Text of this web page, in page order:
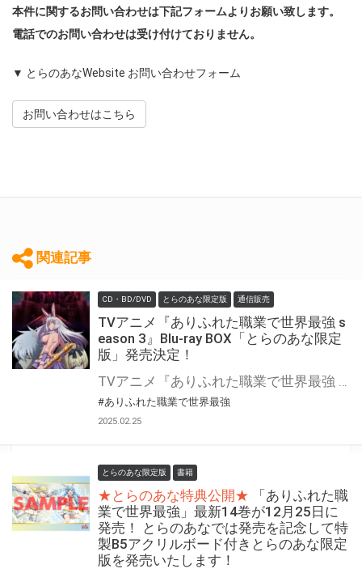
本件に関するお問い合わせは下記フォームよりお願い致します。
電話でのお問い合わせは受け付けておりません。
▼ とらのあなWebsite お問い合わせフォーム
お問い合わせはこちら
関連記事
CD・BD/DVD とらのあな限定版 通信販売
TVアニメ『ありふれた職業で世界最強 s
eason 3』Blu-ray BOX「とらのあな限定
版」発売決定！
#ありふれた職業で世界最強
2025.02.25
とらのあな限定版 書籍
★とらのあな特典公開★
「ありふれた職
業で世界最強」最新14巻が12月25日に
発売！ とらのあなでは発売を記念して特
製B5アクリルボード付きとらのあな限定
版を発売いたします！